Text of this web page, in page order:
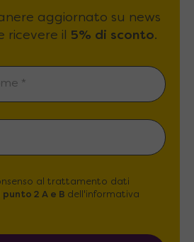
aggiornato su news
ricevere il 5% di sconto.
al trattamento dati
punto 2 A e B dell'informativa